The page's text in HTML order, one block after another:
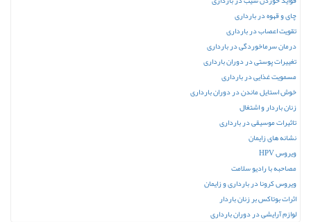
چای و قهوه در بارداری
تقویت اعصاب در بارداری
درمان سرماخوردگی در بارداری
تغییرات پوستی در دوران بارداری
مسمویت غذایی در بارداری
خوش استایل ماندن در دوران بارداری
زنان باردار و اشتغال
تاثیرات موسیقی در بارداری
نشانه های زایمان
ویروس HPV
مصاحبه با رادیو سلامت
ویروس کرونا در بارداری و زایمان
اثرات بوتاکس بر زنان باردار
لوازم آرایشی در دوران بارداری